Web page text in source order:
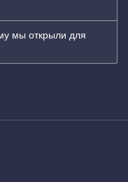
мы открыли для